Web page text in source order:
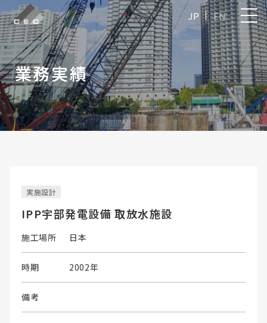
EN
JP
業務実績
実施設計
IPP宇部発電設備 取放水施設
施工場所 日本
時期 2002年
備考